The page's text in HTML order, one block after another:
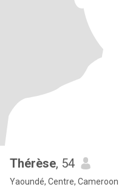
Thérèse, 54
Yaoundé, Centre, Cameroon